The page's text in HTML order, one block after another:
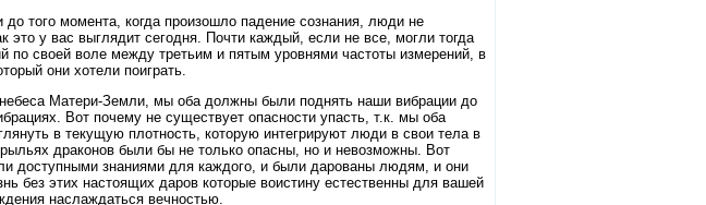
того момента, когда произошло падение сознания, люди не
у вас выглядит сегодня. Почти каждый, если не все, могли тогда
по своей воле между третьим и пятым уровнями частоты измерений, в
они хотели поиграть.
Матери-Земли, мы оба должны были поднять наши вибрации до
Вот почему не существует опасности упасть, т.к. мы оба
в текущую плотность, которую интегрируют люди в свои тела в
драконов были бы не только опасны, но и невозможны. Вот
доступными знаниями для каждого, и были дарованы людям, и они
без этих настоящих даров которые воистину естественны для вашей
наслаждаться вечностью.